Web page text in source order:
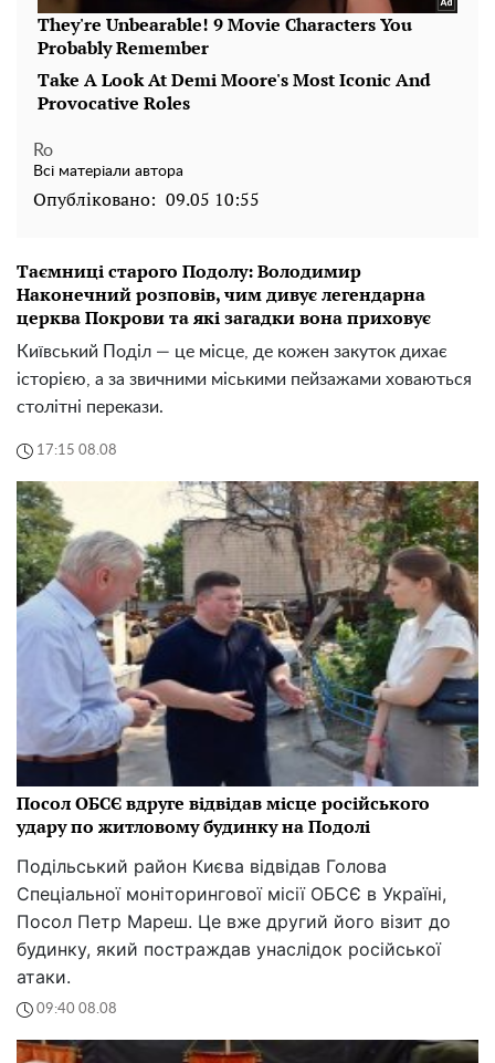
Ro
Всі матеріали автора
Опубліковано: 09.05 10:55
Таємниці старого Подолу: Володимир
Наконечний розповів, чим дивує легендарна
церква Покрови та які загадки вона приховує
Київський Поділ — це місце, де кожен закуток дихає
історією, а за звичними міськими пейзажами ховаються
столітні перекази.
17:15 08.08
Посол ОБСЄ вдруге відвідав місце російського
удару по житловому будинку на Подолі
Подільський район Києва відвідав Голова
Спеціальної моніторингової місії ОБСЄ в Україні,
Посол Петр Мареш. Це вже другий його візит до
будинку, який постраждав унаслідок російської
атаки.
09:40 08.08